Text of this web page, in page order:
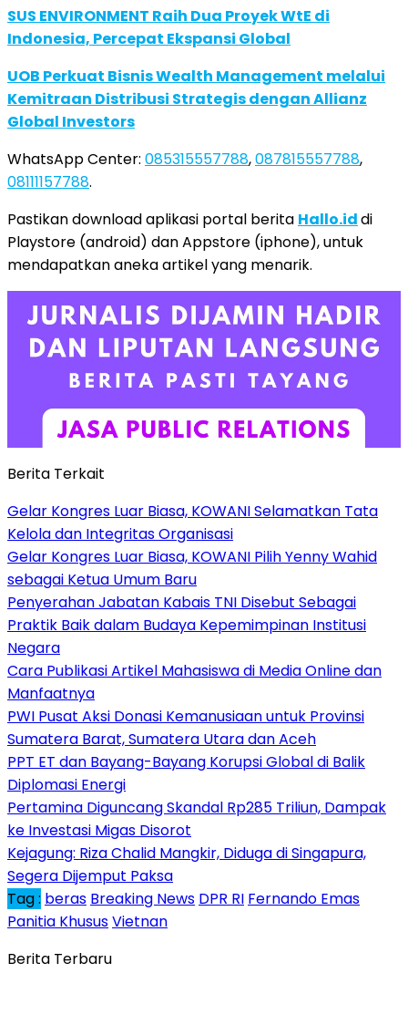
SUS ENVIRONMENT Raih Dua Proyek WtE di
Indonesia, Percepat Ekspansi Global
UOB Perkuat Bisnis Wealth Management melalui
Kemitraan Distribusi Strategis dengan Allianz
Global Investors
WhatsApp Center: 085315557788,087815557788,
08111157788.
Pastikan download aplikasi portal berita Hallo.iddi
Playstore (android) dan Appstore (iphone), untuk
mendapatkan aneka artikel yang menarik.
Berita Terkait
Gelar Kongres Luar Biasa, KOWANI Selamatkan Tata
Kelola dan Integritas Organisasi
Gelar Kongres Luar Biasa, KOWANI Pilih Yenny Wahid
sebagai Ketua Umum Baru
Penyerahan Jabatan Kabais TNI Disebut Sebagai
Praktik Baik dalam Budaya Kepemimpinan Institusi
Negara
Cara Publikasi Artikel Mahasiswa di Media Online dan
Manfaatnya
PWI Pusat Aksi Donasi Kemanusiaan untuk Provinsi
Sumatera Barat, Sumatera Utara dan Aceh
PPT ET dan Bayang-Bayang Korupsi Global di Balik
Diplomasi Energi
Pertamina Diguncang Skandal Rp285 Triliun, Dampak
ke Investasi Migas Disorot
Kejagung: Riza Chalid Mangkir, Diduga di Singapura,
Segera Dijemput Paksa
Tag : beras Breaking News DPR RI Fernando Emas
Panitia KhususVietnan
Berita Terbaru